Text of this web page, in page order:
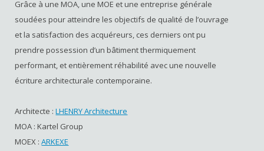
Grâce à une MOA, une MOE et une entreprise générale
soudées pour atteindre les objectifs de qualité de l’ouvrage
et la satisfaction des acquéreurs, ces derniers ont pu
prendre possession d’un bâtiment thermiquement
performant, et entièrement réhabilité avec une nouvelle
écriture architecturale contemporaine.
Architecte :LHENRY Architecture
MOA : Kartel Group
MOEX :ARKEXE